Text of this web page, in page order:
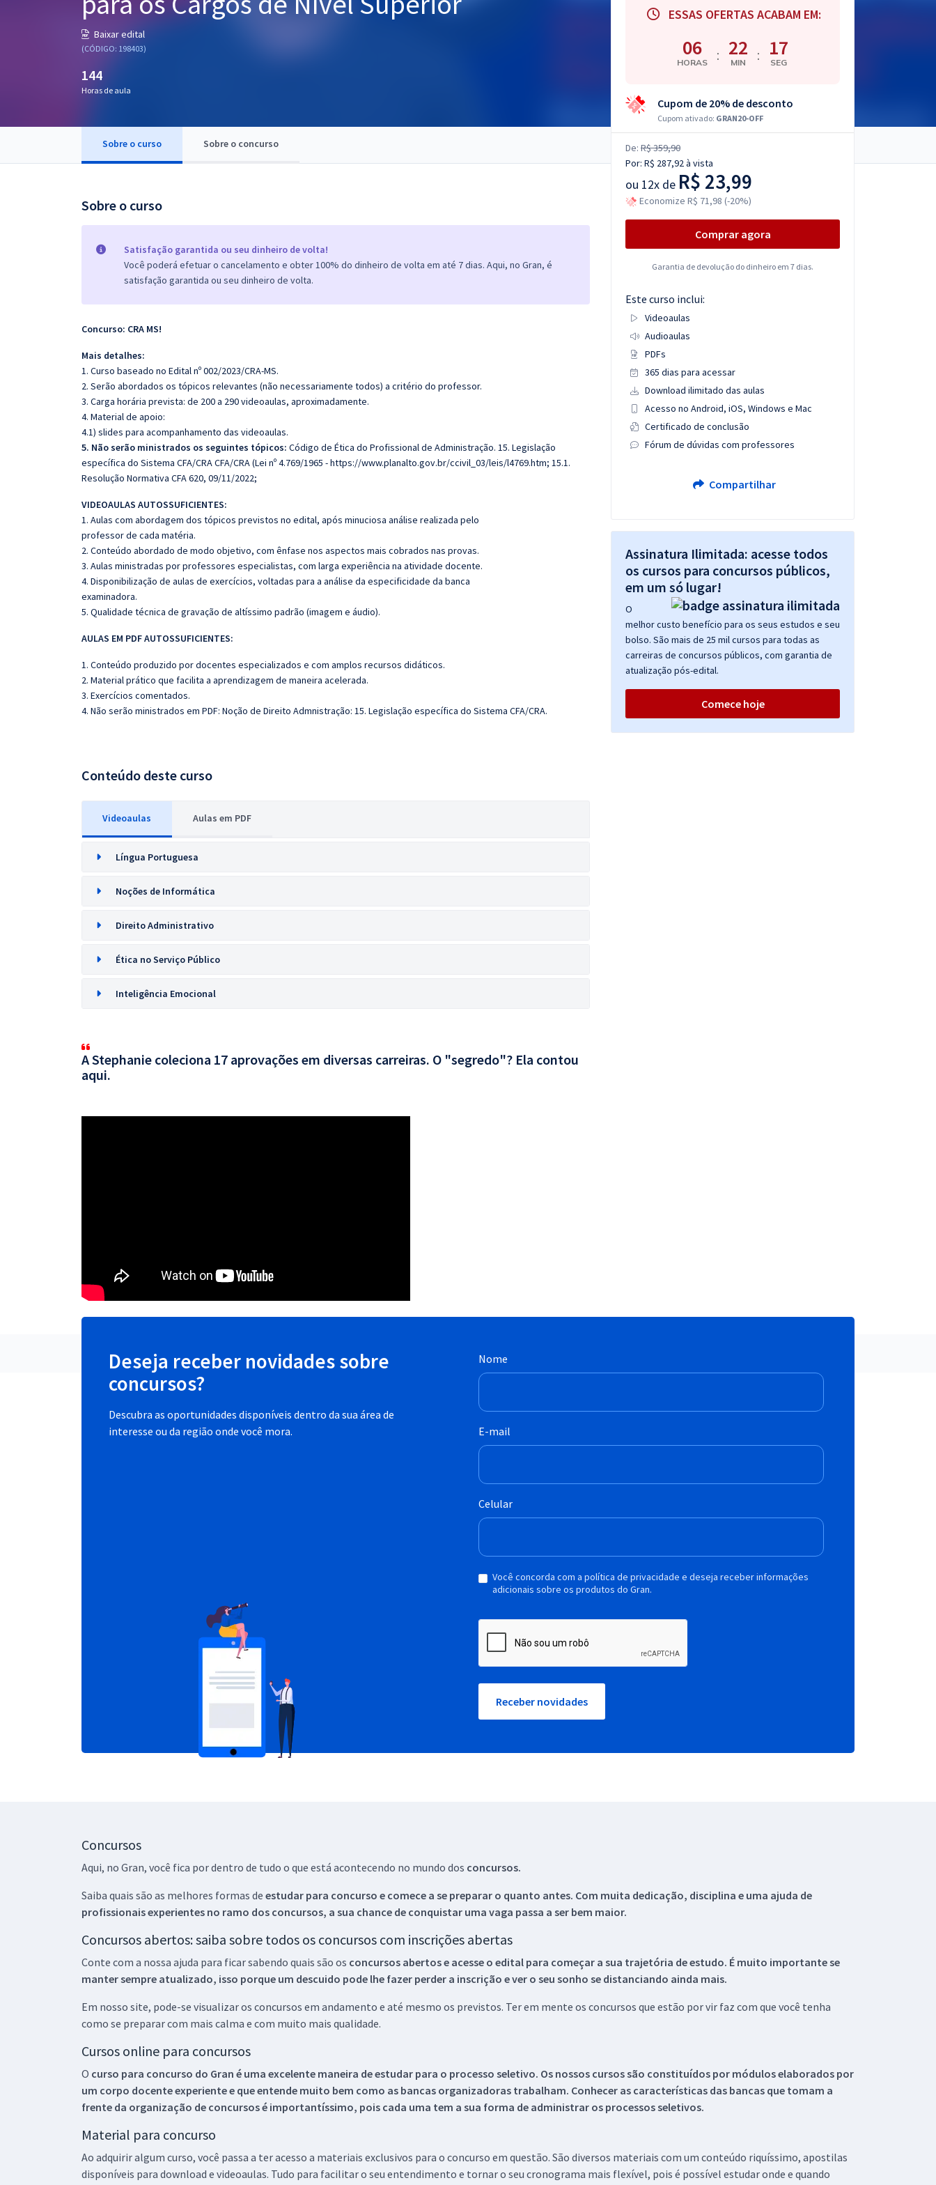
Baixar edital
(CÓDIGO: 198403)
144
Horas de aula
Sobre o curso Sobre o concurso
Sobre o curso
Satisfação garantida ou seu dinheiro de volta!
Você poderá efetuar o cancelamento e obter 100% do dinheiro de volta em até 7 dias. Aqui, no Gran, é
satisfação garantida ou seu dinheiro de volta.
Concurso: CRA MS!
Mais detalhes:
1. Curso baseado no Edital nº 002/2023/CRA-MS.
2. Serão abordados os tópicos relevantes (não necessariamente todos) a critério do professor.
3. Carga horária prevista: de 200 a 290 videoaulas, aproximadamente.
4. Material de apoio:
4.1) slides para acompanhamento das videoaulas.
5. Não serão ministrados os seguintes tópicos: Código de Ética do Profissional de Administração. 15. Legislação
específica do Sistema CFA/CRA CFA/CRA (Lei nº 4.769/1965 - https://www.planalto.gov.br/ccivil_03/leis/l4769.htm; 15.1.
Resolução Normativa CFA 620, 09/11/2022;
VIDEOAULAS AUTOSSUFICIENTES:
1. Aulas com abordagem dos tópicos previstos no edital, após minuciosa análise realizada pelo
professor de cada matéria.
2. Conteúdo abordado de modo objetivo, com ênfase nos aspectos mais cobrados nas provas.
3. Aulas ministradas por professores especialistas, com larga experiência na atividade docente.
4. Disponibilização de aulas de exercícios, voltadas para a análise da especificidade da banca
examinadora.
5. Qualidade técnica de gravação de altíssimo padrão (imagem e áudio).
AULAS EM PDF AUTOSSUFICIENTES:
1. Conteúdo produzido por docentes especializados e com amplos recursos didáticos.
2. Material prático que facilita a aprendizagem de maneira acelerada.
3. Exercícios comentados.
4. Não serão ministrados em PDF: Noção de Direito Admnistração: 15. Legislação específica do Sistema CFA/CRA.
Conteúdo deste curso
Videoaulas Aulas em PDF
Língua Portuguesa
Noções de Informática
Direito Administrativo
Ética no Serviço Público
Inteligência Emocional
A Stephanie coleciona 17 aprovações em diversas carreiras. O "segredo"? Ela contou
aqui.
ESSAS OFERTAS ACABAM EM:
06
HORAS : 22
MIN : 16
SEG
Cupom de 20% de desconto
Cupom ativado: GRAN20-OFF
De: R$ 359,90
Por: R$ 287,92à vista
ou 12x de R$ 23,99
Economize R$ 71,98 (-20%)
Comprar agora
Garantia de devolução do dinheiro em 7 dias.
Este curso inclui:
Videoaulas
Audioaulas
PDFs
365 dias para acessar
Download ilimitado das aulas
Acesso no Android, iOS, Windows e Mac
Certificado de conclusão
Fórum de dúvidas com professores
Compartilhar
Assinatura Ilimitada: acesse todos
os cursos para concursos públicos,
em um só lugar!
O
melhor custo benefício para os seus estudos e seu
bolso. São mais de 25 mil cursos para todas as
carreiras de concursos públicos, com garantia de
atualização pós-edital.
Comece hoje
Deseja receber novidades sobre
concursos?
Descubra as oportunidades disponíveis dentro da sua área de
interesse ou da região onde você mora.
Nome
E-mail
Celular
Você concorda com a política de privacidade e deseja receber informações
adicionais sobre os produtos do Gran.
Receber novidades
Concursos
Aqui, no Gran, você fica por dentro de tudo o que está acontecendo no mundo dos concursos.
Saiba quais são as melhores formas de estudar para concurso e comece a se preparar o quanto antes. Com muita dedicação, disciplina e uma ajuda de
profissionais experientes no ramo dos concursos, a sua chance de conquistar uma vaga passa a ser bem maior.
Concursos abertos: saiba sobre todos os concursos com inscrições abertas
Conte com a nossa ajuda para ficar sabendo quais são os concursos abertos e acesse o edital para começar a sua trajetória de estudo. É muito importante se
manter sempre atualizado, isso porque um descuido pode lhe fazer perder a inscrição e ver o seu sonho se distanciando ainda mais.
Em nosso site, pode-se visualizar os concursos em andamento e até mesmo os previstos. Ter em mente os concursos que estão por vir faz com que você tenha
como se preparar com mais calma e com muito mais qualidade.
Cursos online para concursos
O curso para concurso do Gran é uma excelente maneira de estudar para o processo seletivo. Os nossos cursos são constituídos por módulos elaborados por
um corpo docente experiente e que entende muito bem como as bancas organizadoras trabalham. Conhecer as características das bancas que tomam a
frente da organização de concursos é importantíssimo, pois cada uma tem a sua forma de administrar os processos seletivos.
Material para concurso
Ao adquirir algum curso, você passa a ter acesso a materiais exclusivos para o concurso em questão. São diversos materiais com um conteúdo riquíssimo, apostilas
disponíveis para download e videoaulas. Tudo para facilitar o seu entendimento e tornar o seu cronograma mais flexível, pois é possível estudar onde e quando